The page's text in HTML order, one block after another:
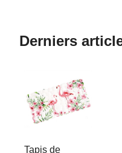
Derniers
Tapis de